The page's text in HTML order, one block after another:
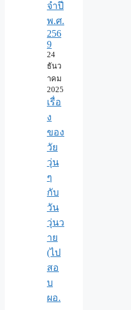
จำปี
พ.ศ.​
256
9
24
ธันว
าคม
2025
เรื่อ
ง
ของ
วัย
วุ่น
ๆ
กับ
วัน
วุ่นว
าย
(ไป
สอ
บ
ผอ.